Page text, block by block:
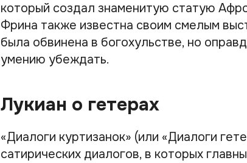
который создал знаменитую статую
Фрина также известна своим смелым
была обвинена в богохульстве, но
умению убеждать.
Лукиан о гетерах
«Диалоги куртизанок» (или «Диалоги
сатирических диалогов, в которых